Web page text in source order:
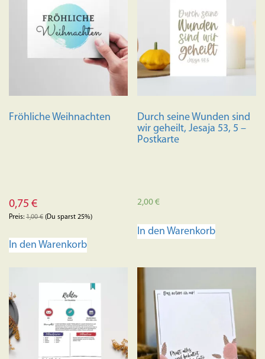
Fröhliche Weihnachten
0,75 €
Preis: 1,00€ (Du sparst 25%)
In den Warenkorb
Durch seine Wunden sind
wir geheilt, Jesaja 53, 5 –
Postkarte
2,00€
In den Warenkorb